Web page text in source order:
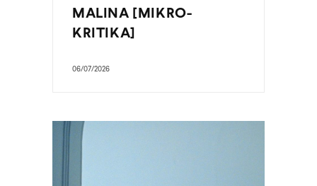
MALINA [MIKRO-
KRITIKA]
06/07/2026